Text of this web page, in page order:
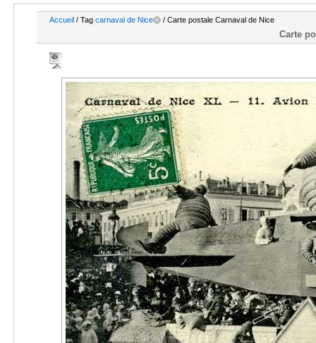
Accueil / Tag carnaval de Nice / Carte postale Carnaval de Nice
Carte